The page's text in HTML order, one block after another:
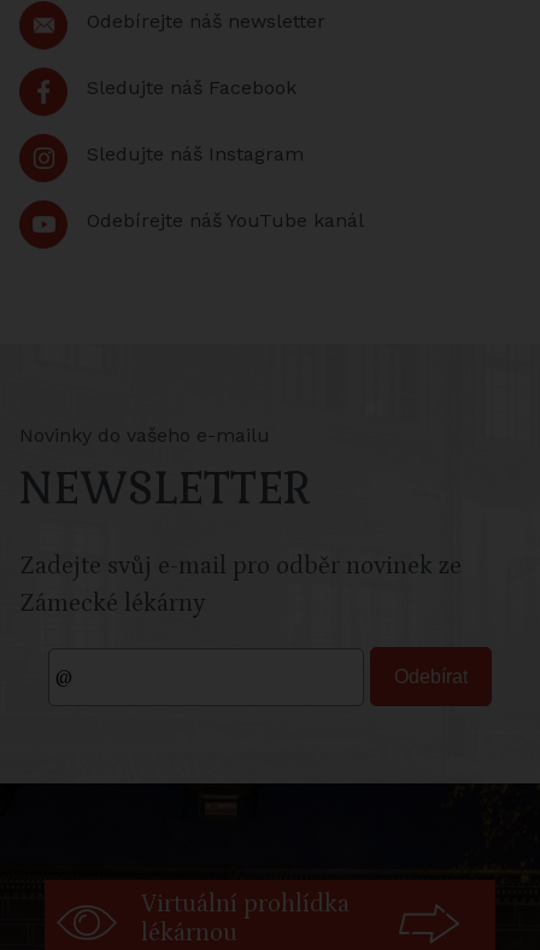
Odebírejte náš newsletter
Sledujte náš Facebook
Sledujte náš Instagram
Odebírejte náš YouTube kanál
Novinky do vašeho e-mailu
NEWSLETTER
Zadejte svůj e-mail pro odběr novinek ze
Zámecké lékárny
Virtuální prohlídka
lékárnou